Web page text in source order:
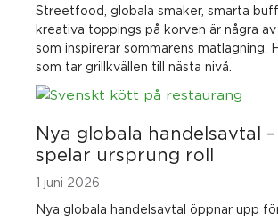
Streetfood, globala smaker, smarta
kreativa toppings på korven är några
som inspirerar sommarens matlagning.
som tar grillkvällen till nästa nivå.
Nya globala handelsavtal
spelar ursprung roll
1 juni 2026
Nya globala handelsavtal öppnar upp